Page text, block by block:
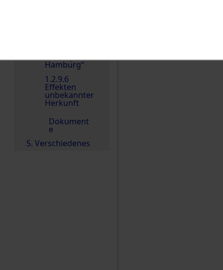
Hamburg“
1.2.9.6
Effekten
unbekannter
Herkunft
Dokument
e
5. Verschiedenes